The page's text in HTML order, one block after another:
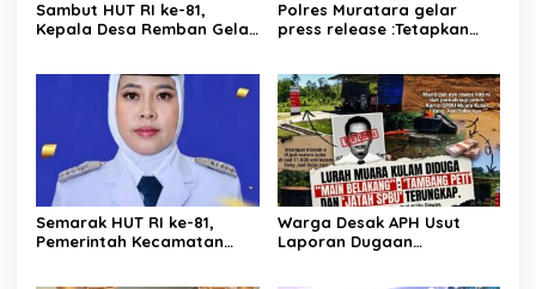
Sambut HUT RI ke-81,
Kepala Desa Remban Gelar
Polres Muratara gelar
press release :Tetapkan
Maut antara Bus ALS dan
Tangki BBM Tewaskan 19
Orang
Semarak HUT RI ke-81,
Pemerintah Kecamatan
Warga Desak APH Usut
Laporan Dugaan